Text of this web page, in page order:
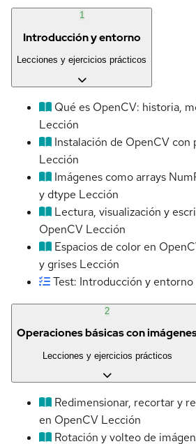
1
Introducción y entorno
Lecciones y ejercicios prácticos
Qué es OpenCV: historia,
Lección
Instalación de OpenCV
Lección
Imágenes como arrays
y dtype Lección
Lectura, visualización y
OpenCV Lección
Espacios de color en
y grises Lección
Test: Introducción y
2
Operaciones básicas con
Lecciones y ejercicios prácticos
Redimensionar, recortar y
en OpenCV Lección
Rotación y volteo de